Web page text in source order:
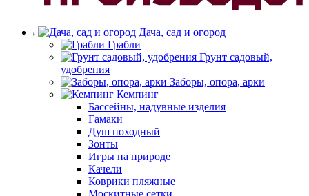
Дача, сад и огород
Грабли
Грунт садовый,
удобрения
Заборы, опора, арки
Кемпинг
Бассейны, надувные изделия
Гамаки
Душ походный
Зонты
Игры на природе
Качели
Коврики пляжные
Москитные сетки